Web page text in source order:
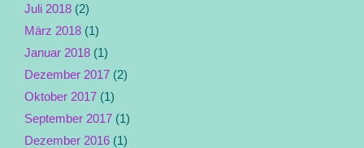
Juli 2018 (2)
März 2018 (1)
Januar 2018 (1)
Dezember 2017 (2)
Oktober 2017 (1)
September 2017 (1)
Dezember 2016 (1)